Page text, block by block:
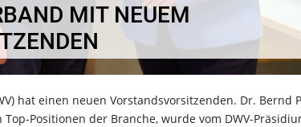
MIT NEUEM
hat einen neuen Vorstandsvorsitzenden. Dr. Bernd
Positionen der Branche, wurde vom DWV-